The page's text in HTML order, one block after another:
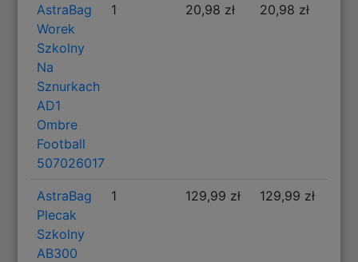
AstraBag
Worek
Szkolny
Na
Sznurkach
AD1
Ombre
Football
507026017
1 20,98 zł 20,98 zł
AstraBag
Plecak
Szkolny
AB300
1 129,99 zł 129,99 zł